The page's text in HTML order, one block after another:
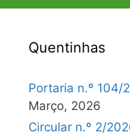
Quentinhas
Portaria n.º 104/
Março, 2026
Circular n.º 2/